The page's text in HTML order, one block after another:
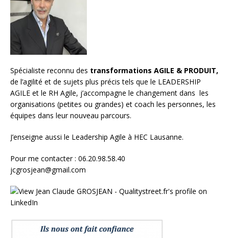
Spécialiste reconnu des transformations AGILE & PRODUIT,
de l’agilité et de sujets plus précis tels que le LEADERSHIP
AGILE et le RH Agile, j’accompagne le changement dans les
organisations (petites ou grandes) et coach les personnes, les
équipes dans leur nouveau parcours.
J’enseigne aussi le Leadership Agile à HEC Lausanne.
Pour me contacter : 06.20.98.58.40
jcgrosjean@gmail.com